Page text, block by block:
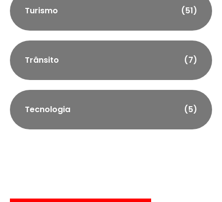
Turismo (51)
Trânsito (7)
Tecnologia (5)